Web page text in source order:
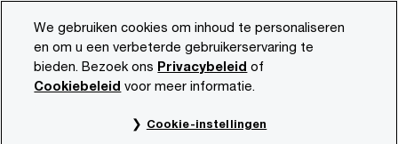
content
footer
PwC NL Carrière Vacature beschrijving
search again to look for other opportunities.
We gebruiken cookies om inhoud te personaliseren
en om u een verbeterde gebruikerservaring te
bieden. Bezoek ons Privacybeleid of
Cookiebeleid voor meer informatie.
Cookie-instellingen